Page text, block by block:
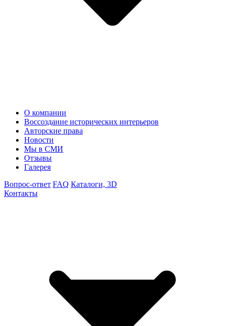
О компании
Воссоздание исторических интерьеров
Авторские права
Новости
Мы в СМИ
Отзывы
Галерея
Вопрос-ответ FAQ Каталоги, 3D
Контакты